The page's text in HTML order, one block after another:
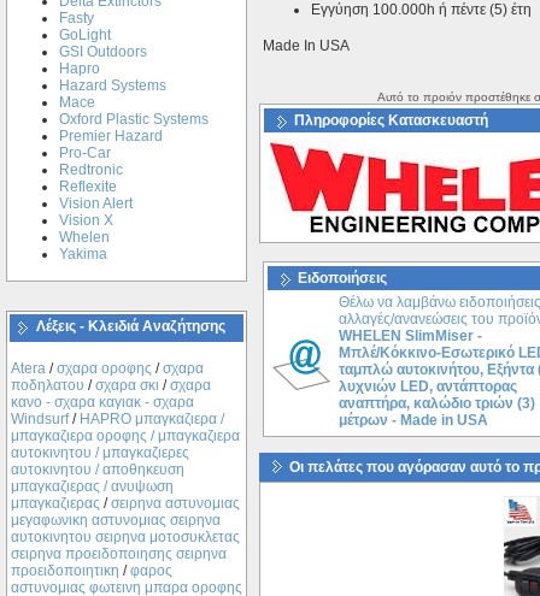
Fasty
GoLight
GSI Outdoors
Hapro
Hazard Systems
Mace
Oxford Plastic Systems
Premier Hazard
Pro-Car
Redtronic
Reflexite
Vision Alert
Vision X
Whelen
Yakima
Λέξεις - Κλειδιά Αναζήτησης
Atera /σχαρα οροφης /σχαρα
ποδηλατου /σχαρα σκι /σχαρα
κανο - σχαρα καγιακ - σχαρα
Windsurf/ ΗΑPRO μπαγκαζιερα /
μπαγκαζιερα οροφης / μπαγκαζιερα
αυτοκινητου / μπαγκαζιερες
αυτοκινητου / αποθηκευση
μπαγκαζιερας / ανυψωση
μπαγκαζιερας /σειρηνα αστυνομιας
μεγαφωνικη αστυνομιας σειρηνα
αυτοκινητου σειρηνα μοτοσυκλετας
σειρηνα προειδοποιησης σειρηνα
προειδοποιητικη /φαρος
αστυνομιας φωτεινη μπαρα οροφης
Εγγύηση 100.000h ή πέντε (5) έτη
Made In USA
Αυτό το προιόν προστέθηκε
Πληροφορίες Κατασκευαστή
Ειδοποιήσεις
Θέλω να λαμβάνω
αλλαγές/ανανεώσεις του
WHELEN SlimMiser -
Μπλέ/Kόκκινο-Εσωτερικό
ταμπλώ αυτοκινήτου, Eξήντα
λυχνιών LED, αντάπτορας
αναπτήρα, καλώδιο τριών (3)
μέτρων - Made in USA
Οι πελάτες που αγόρασαν αυτό το